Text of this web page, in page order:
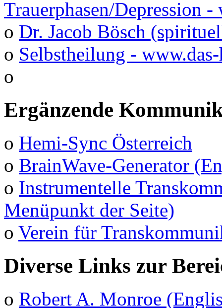
Trauerphasen/Depression
o Dr. Jacob Bösch
o Selbstheilung -
o
Ergänzende
o Hemi-Sync Österreich
o BrainWave-Generator
o Instrumentelle
Menüpunkt der Seite)
o Verein für
Diverse Links zur
o Robert A. Monroe